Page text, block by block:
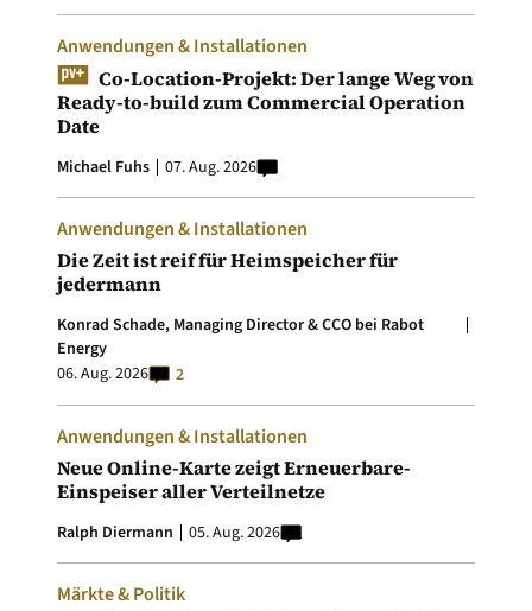
Anwendungen & Installationen
Co-Location-Projekt: Der lange Weg von
Ready-to-build zum Commercial Operation
Date
Michael Fuhs 07. Aug. 2026
Anwendungen & Installationen
Die Zeit ist reif für Heimspeicher für
jedermann
Konrad Schade, Managing Director & CCO bei Rabot
Energy
06. Aug. 2026
2
Anwendungen & Installationen
Neue Online-Karte zeigt Erneuerbare-
Einspeiser aller Verteilnetze
Ralph Diermann 05. Aug. 2026
Märkte & Politik